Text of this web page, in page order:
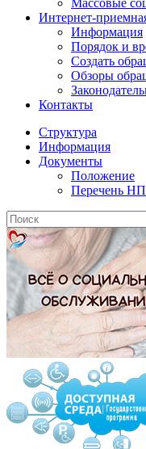
Массовые
Интернет-
Информация
Порядок и
Создать
Обзоры
Контакты
Структура
Информация
Документы
Положение
Перечень